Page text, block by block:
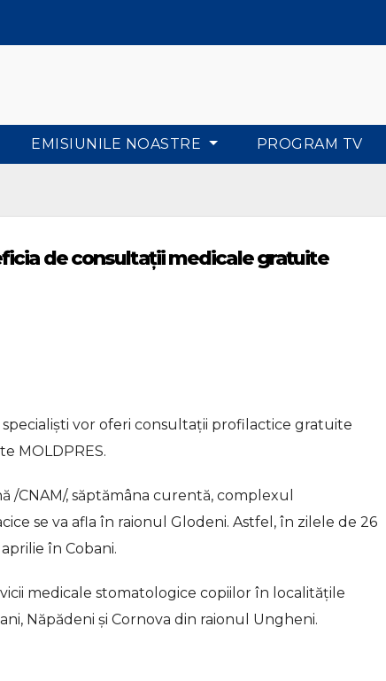
EMISIUNILE NOASTRE PROGRAM TV
de consultații medicale gratuite
vor oferi consultații profilactice gratuite
MOLDPRES.
/CNAM/, săptămâna curentă, complexul
se va afla în raionul Glodeni. Astfel, în zilele de 26
în Cobani.
medicale stomatologice copiilor în localitățile
Năpădeni și Cornova din raionul Ungheni.